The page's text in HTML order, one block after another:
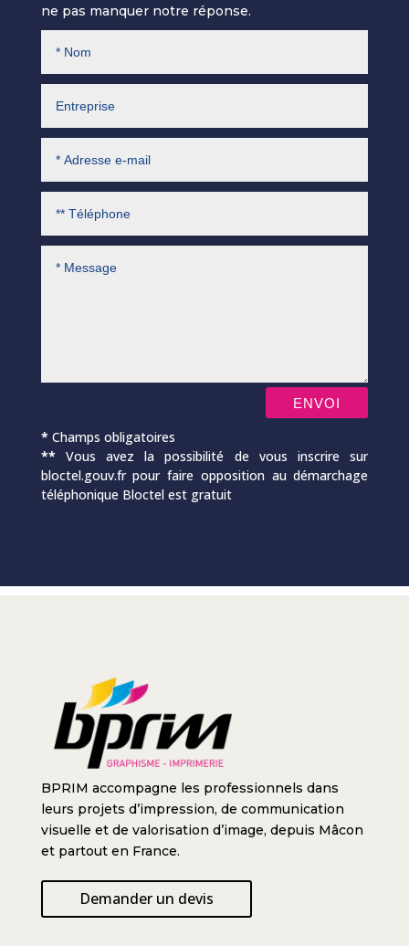
ne pas manquer notre réponse.
ENVOI
* Champs obligatoires
** Vous avez la possibilité de vous inscrire sur
bloctel.gouv.fr pour faire opposition au démarchage
téléphonique Bloctel est gratuit
BPRIM accompagne les professionnels dans
leurs projets d’impression, de communication
visuelle et de valorisation d’image, depuis Mâcon
et partout en France.
Demander un devis